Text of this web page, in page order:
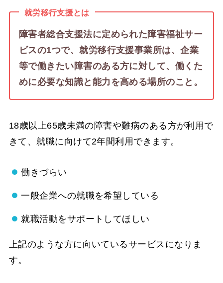
就労移行支援とは
障害者総合支援法に定められた障害福祉サー
ビスの1つで、就労移行支援事業所は、企業
等で働きたい障害のある方に対して、働くた
めに必要な知識と能力を高める場所のこと。
18歳以上65歳未満の障害や難病のある方が利用で
きて、就職に向けて2年間利用できます。
働きづらい
一般企業への就職を希望している
就職活動をサポートしてほしい
上記のような方に向いているサービスになりま
す。